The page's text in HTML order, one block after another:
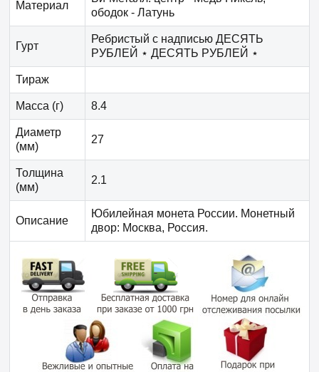
Материал
ободок - Латунь
Гурт
Ребристый с надписью ДЕСЯТЬ
РУБЛЕЙ ⋆ ДЕСЯТЬ РУБЛЕЙ ⋆
Тираж
Масса (г) 8.4
Диаметр
(мм)
27
Толщина
(мм)
2.1
Описание
Юбилейная монета России. Монетный
двор: Москва, Россия.